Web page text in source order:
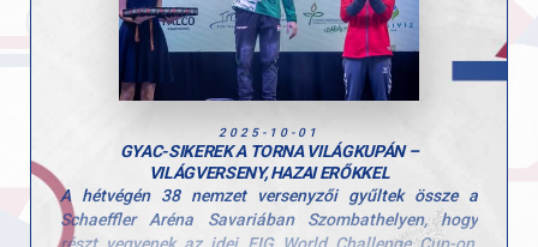
pedig jár a gratuláció a felkészítésért és a lelkes
támogatásért!
A következő megmérettetés november 8-án vár a
lányokra, ahol az összesített eredmények alapján
szurkolunk nektek!
2025-10-01
GYAC-SIKEREK A TORNA VILÁGKUPÁN –
VILÁGVERSENY, HAZAI ERŐKKEL
A hétvégén 38 nemzet versenyzői gyűltek össze a
Schaeffler Aréna Savariában Szombathelyen, hogy